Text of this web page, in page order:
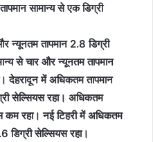
सामान्य से एक डिग्री
न्यूनतम तापमान 2.8 डिग्री
से चार और न्यूनतम तापमान
देहरादून में अधिकतम तापमान
सेल्सियस रहा। अधिकतम
कम रहा। नई टिहरी में अधिकतम
डिग्री सेल्सियस रहा।